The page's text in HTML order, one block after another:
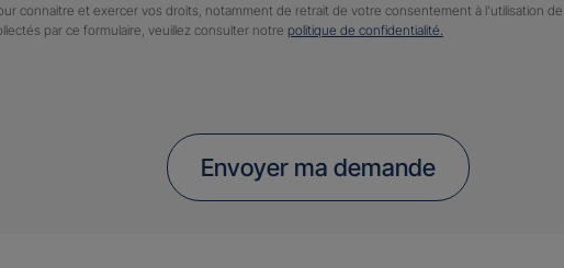
connaitre et exercer vos droits, notamment de retrait de votre consentement à l'utilisation
par ce formulaire, veuillez consulter notre politique de confidentialité.
Envoyer ma demande